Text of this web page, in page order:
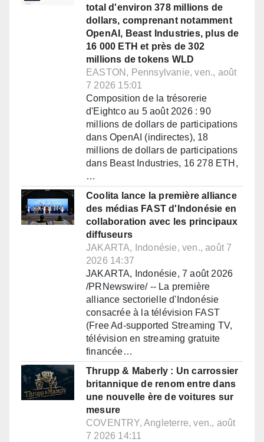
total d'environ 378 millions de
dollars, comprenant notamment
OpenAI, Beast Industries, plus de
16 000 ETH et près de 302
millions de tokens WLD
EASTON, Pennsylvanie, ven., août
7 2026 15:01
Composition de la trésorerie
d'Eightco au 5 août 2026 : 90
millions de dollars de participations
dans OpenAI (indirectes), 18
millions de dollars de participations
dans Beast Industries, 16 278 ETH,
…
Coolita lance la première alliance
des médias FAST d'Indonésie en
collaboration avec les principaux
diffuseurs
JAKARTA, Indonésie, ven., août 7
2026 14:37
JAKARTA, Indonésie, 7 août 2026
/PRNewswire/ -- La première
alliance sectorielle d'Indonésie
consacrée à la télévision FAST
(Free Ad-supported Streaming TV,
télévision en streaming gratuite
financée…
Thrupp & Maberly : Un carrossier
britannique de renom entre dans
une nouvelle ère de voitures sur
mesure
COVENTRY, Angleterre, ven., août
7 2026 14:11